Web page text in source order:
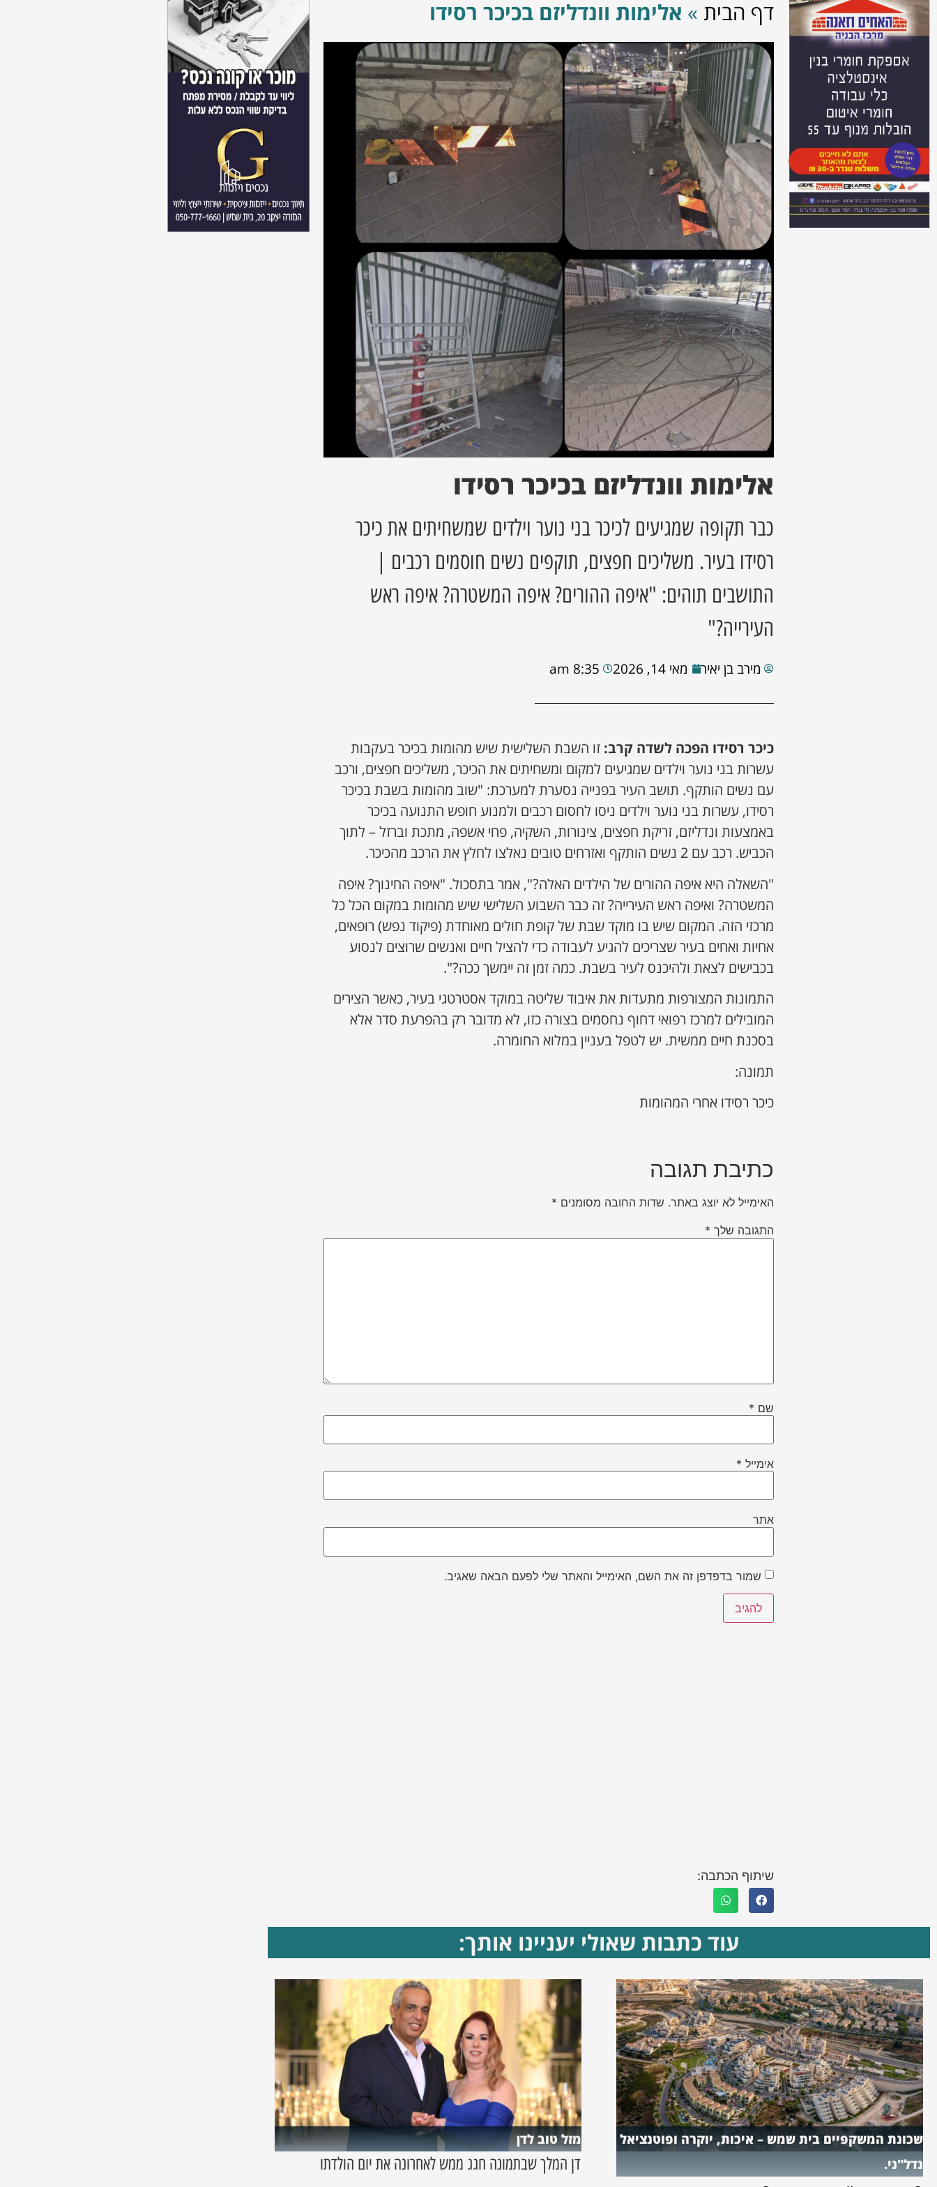
דף הבית » אלימות וונדליזם בכיכר רסידו
אלימות וונדליזם בכיכר רסידו
כבר תקופה שמגיעים לכיכר בני נוער וילדים שמשחיתים את כיכר
רסידו בעיר. משליכים חפצים, תוקפים נשים חוסמים רכבים |
התושבים תוהים: "איפה ההורים? איפה המשטרה? איפה ראש
העירייה?"
מירב בן יאיר מאי 14, 2026 8:35 am
כיכר רסידו הפכה לשדה קרב: זו השבת השלישית שיש מהומות בכיכר בעקבות
עשרות בני נוער וילדים שמגיעים למקום ומשחיתים את הכיכר, משליכים חפצים, ורכב
עם נשים הותקף. תושב העיר בפנייה נסערת למערכת: "שוב מהומות בשבת בכיכר
רסידו, עשרות בני נוער וילדים ניסו לחסום רכבים ולמנוע חופש התנועה בכיכר
באמצעות ונדליזם, זריקת חפצים, צינורות, השקיה, פחי אשפה, מתכת וברזל – לתוך
הכביש. רכב עם 2 נשים הותקף ואזרחים טובים נאלצו לחלץ את הרכב מהכיכר.
"השאלה היא איפה ההורים של הילדים האלה?", אמר בתסכול. "איפה החינוך? איפה
המשטרה? ואיפה ראש העירייה? זה כבר השבוע השלישי שיש מהומות במקום הכל כל
מרכזי הזה. המקום שיש בו מוקד שבת של קופת חולים מאוחדת (פיקוד נפש) רופאים,
אחיות ואחים בעיר שצריכים להגיע לעבודה כדי להציל חיים ואנשים שרוצים לנסוע
בכבישים לצאת ולהיכנס לעיר בשבת. כמה זמן זה יימשך ככה?".
התמונות המצורפות מתעדות את איבוד שליטה במוקד אסטרטגי בעיר, כאשר הצירים
המובילים למרכז רפואי דחוף נחסמים בצורה כזו, לא מדובר רק בהפרעת סדר אלא
בסכנת חיים ממשית. יש לטפל בעניין במלוא החומרה.
תמונה:
כיכר רסידו אחרי המהומות
כתיבת תגובה
האימייל לא יוצג באתר. שדות החובה מסומנים *
התגובה שלך *
שם *
אימייל *
אתר
שמור בדפדפן זה את השם, האימייל והאתר שלי לפעם הבאה שאגיב.
שיתוף הכתבה:
עוד כתבות שאולי יעניינו אותך:
שכונת המשקפיים בית שמש – איכות, יוקרה ופוטנציאל
נדל"ני.
מזל טוב לדן
דן המלך שבתמונה חגג ממש לאחרונה את יום הולדתו